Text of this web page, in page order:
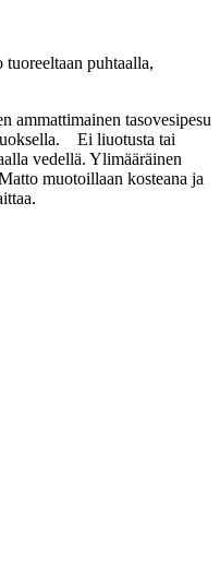
puhtaalla,
ammattimainen tasovesipesu
Ei liuotusta tai
vedellä. Ylimääräinen
muotoillaan kosteana ja
saa taittaa.